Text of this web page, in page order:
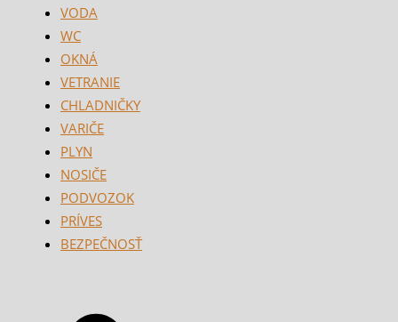
VODA
WC
OKNÁ
VETRANIE
CHLADNIČKY
VARIČE
PLYN
NOSIČE
PODVOZOK
PRÍVES
BEZPEČNOSŤ